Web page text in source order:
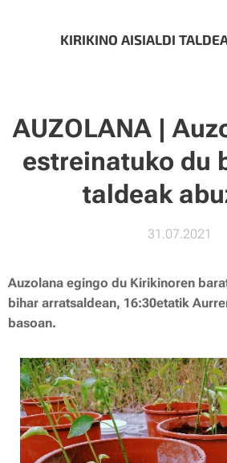
KIRIKINO AISIALDI
AUZOLANA |
estreinatuko du
taldeak
31.07.2021
Auzolana egingo du Kirikinoren
bihar arratsaldean, 16:30etatik
basoan.